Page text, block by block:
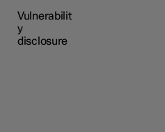
Vulnerabilit
y
disclosure